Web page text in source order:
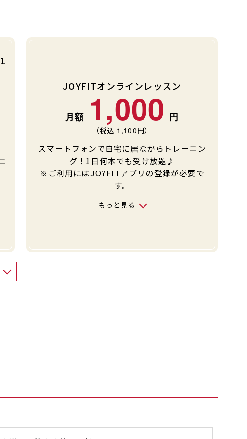
JOYFITオンラインレッスン
1,000
（税込 1,100円）
スマートフォンで自宅に居ながらトレーニン
グ！1日何本でも受け放題♪
※ご利用にはJOYFITアプリの登録が必要で
す。
もっと見る